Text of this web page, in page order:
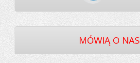
MÓWIĄ O NAS